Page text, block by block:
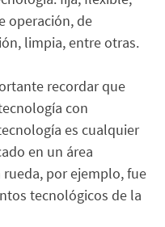
operación, de
limpia, entre otras.
recordar que
con
es cualquier
en un área
por ejemplo, fue
tecnológicos de la